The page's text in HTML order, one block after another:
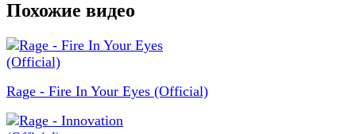
Похожие видео
Rage - Fire In Your Eyes (Official)